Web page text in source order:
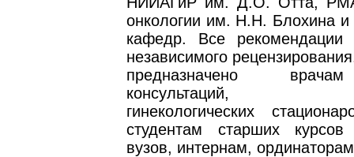
онкологии им. Н.Н. Блохина
кафедр. Все рекомендации
независимого
предназначено
консультаций,
гинекологических
студентам старших курсов
вузов, интернам,